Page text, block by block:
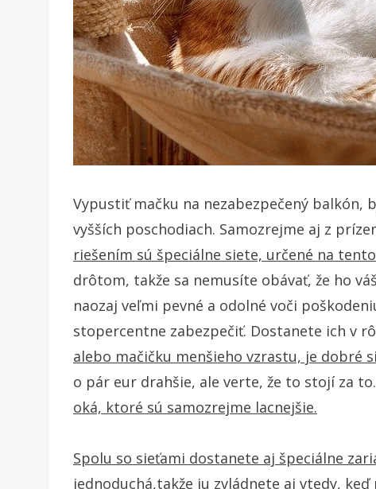
Vypustiť mačku na nezabezpečený balkón,
vyšších poschodiach. Samozrejme aj z
riešením sú špeciálne siete, určené na
drôtom, takže sa nemusíte obávať, že ho
naozaj veľmi pevné a odolné voči
stopercentne zabezpečiť. Dostanete ich v
alebo mačičku menšieho vzrastu, je dobré
o pár eur drahšie, ale verte, že to stojí za to.
oká, ktoré sú samozrejme lacnejšie.
Spolu so sieťami dostanete aj špeciálne
jednoduchá,takže ju zvládnete aj vtedy,